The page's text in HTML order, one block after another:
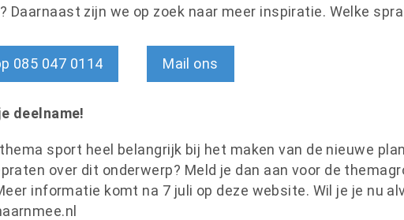
Daarnaast zijn we op zoek naar meer inspiratie. Welke
085 047 0114 Mail ons
deelname!
sport heel belangrijk bij het maken van de nieuwe
over dit onderwerp? Meld je dan aan voor de
informatie komt na 7 juli op deze website. Wil je je nu